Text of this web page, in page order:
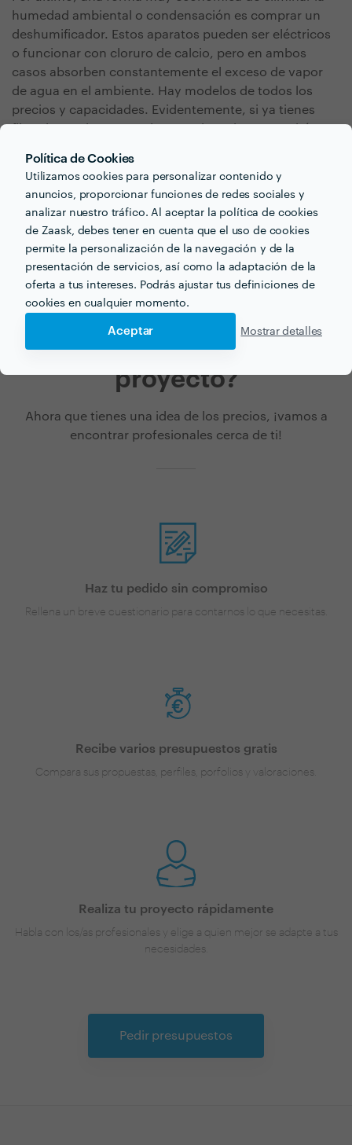
Política de Cookies
Utilizamos cookies para personalizar contenido y
anuncios, proporcionar funciones de redes sociales y
analizar nuestro tráfico. Al aceptar la política de cookies
de Zaask, debes tener en cuenta que el uso de cookies
permite la personalización de la navegación y de la
presentación de servicios, así como la adaptación de la
oferta a tus intereses. Podrás ajustar tus definiciones de
cookies en cualquier momento.
Aceptar Mostrar detalles
humedad ambiental o condensación es comprar un
deshumificador. Estos aparatos pueden ser eléctricos
o funcionar con cloruro de calcio, pero en ambos
casos absorben constantemente el exceso de vapor
de agua en el ambiente. Hay modelos de todos los
precios y capacidades. Evidentemente, si ya tienes
buena opción para prevenir humedades futuras por
¿Buscas quitar humedad
de pared para tu próximo
proyecto?
Ahora que tienes una idea de los precios, ¡vamos a
encontrar profesionales cerca de ti!
Haz tu pedido sin compromiso
Rellena un breve cuestionario para contarnos lo que necesitas.
Recibe varios presupuestos gratis
Compara sus propuestas, perfiles, porfolios y valoraciones.
Realiza tu proyecto rápidamente
Habla con los/as profesionales y elige a quien mejor se adapte a tus
necesidades.
Pedir presupuestos